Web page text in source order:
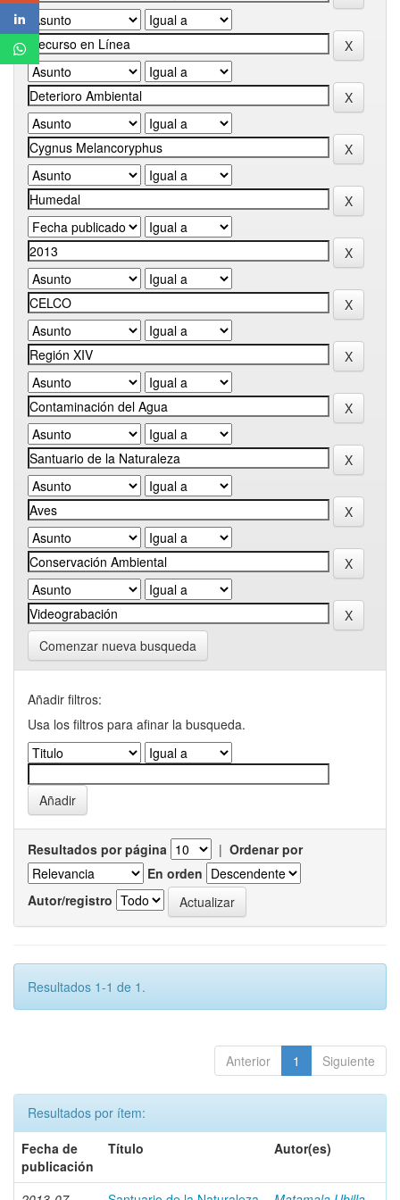
Comenzar nueva busqueda
Añadir filtros:
Usa los filtros para afinar la busqueda.
Resultados por página | Ordenar por
En orden
Autor/registro
Resultados 1-1 de 1.
Anterior 1 Siguiente
Resultados por ítem:
Fecha de
publicación
Título Autor(es)